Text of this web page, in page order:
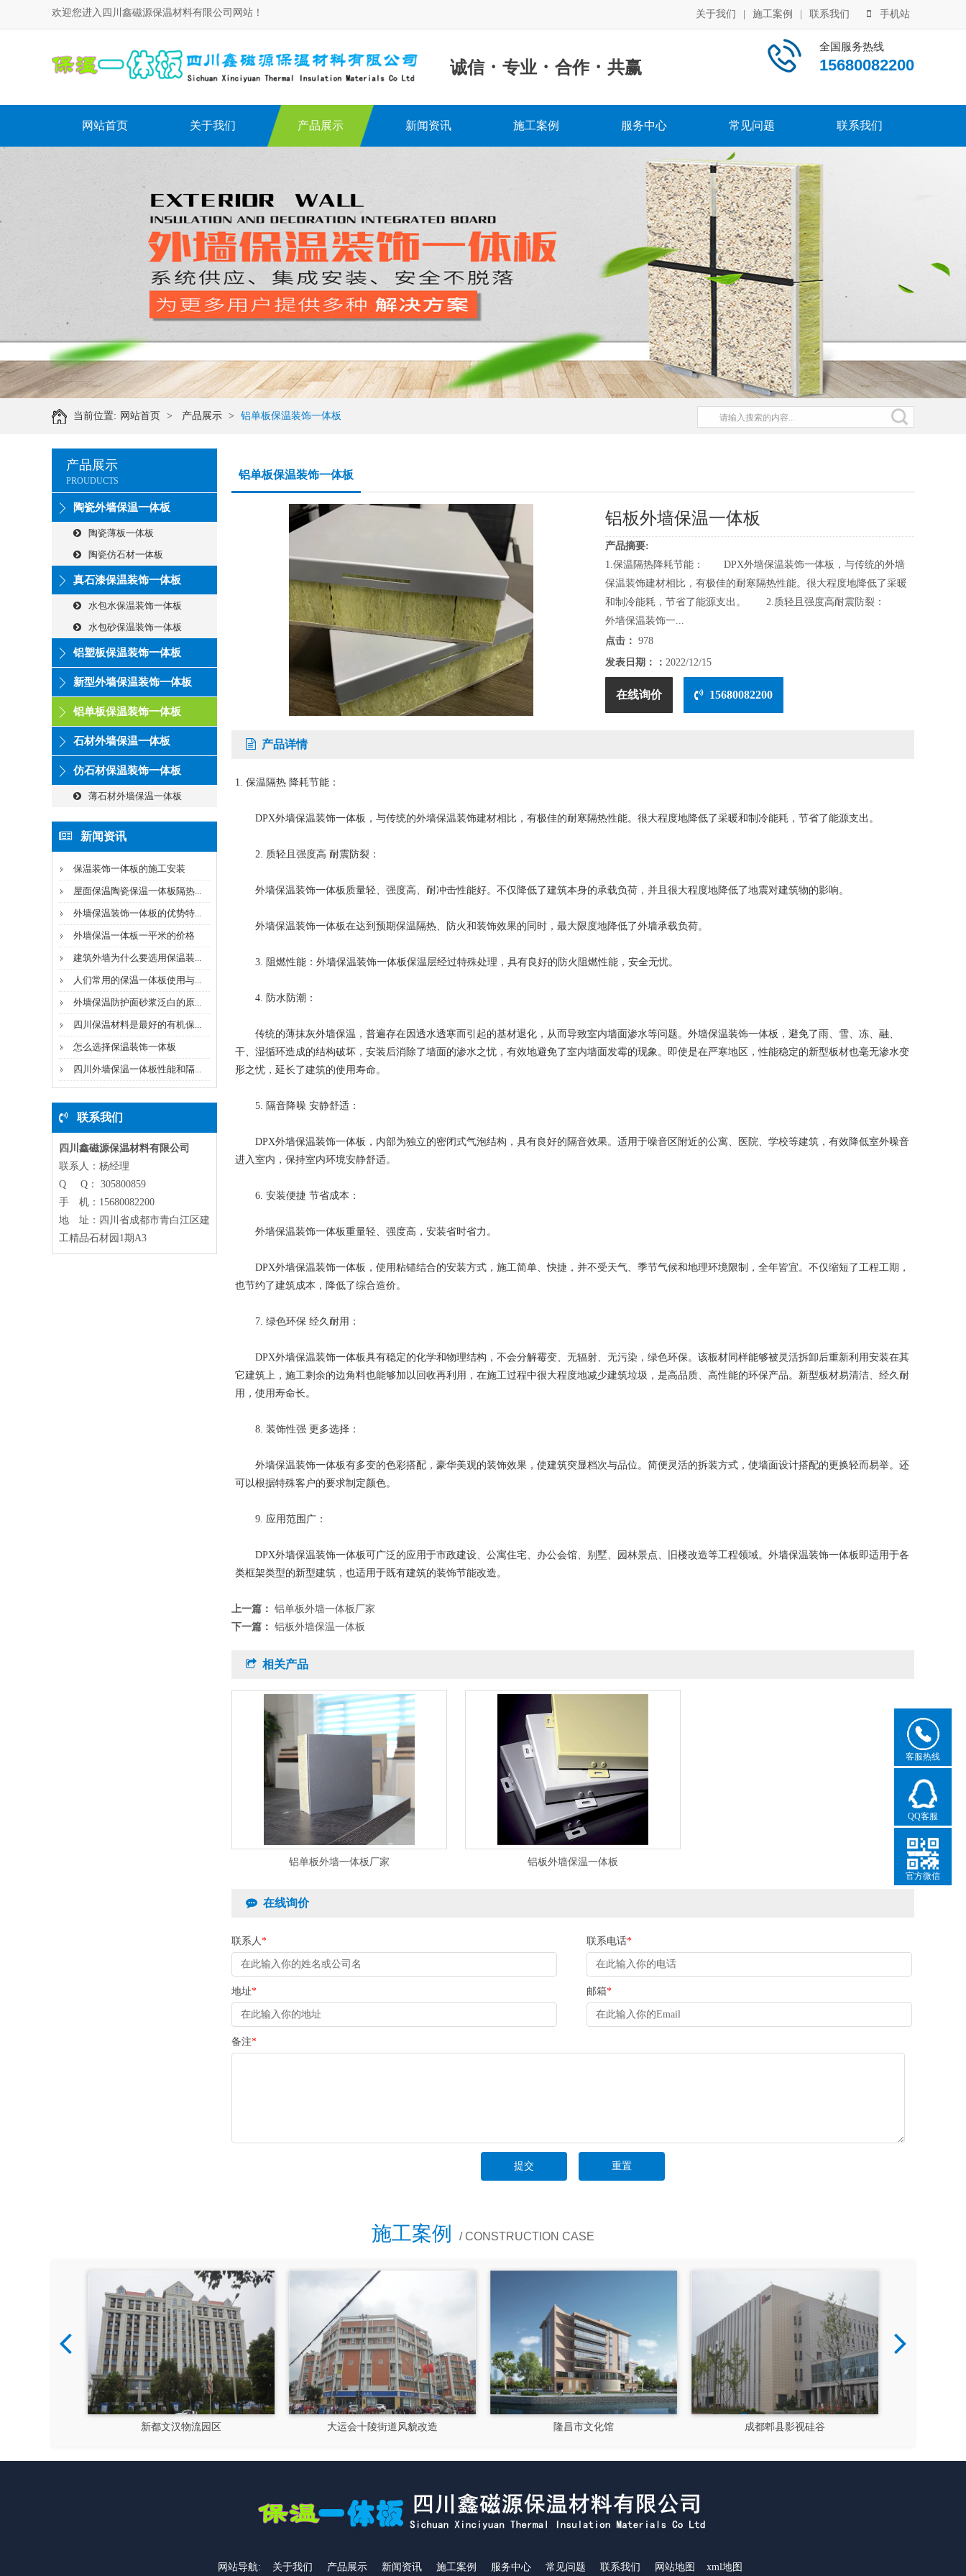
欢迎您进入四川鑫磁源保温材料有限公司网站！ 关于我们 施工案例 联系我们 手机站
诚信 · 专业 · 合作 · 共赢
全国服务热线
15680082200
网站首页 关于我们 产品展示 新闻资讯 施工案例 服务中心 常见问题 联系我们
当前位置: 网站首页 > 产品展示 > 铝单板保温装饰一体板
产品展示
PROUDUCTS
陶瓷外墙保温一体板
陶瓷薄板一体板
陶瓷仿石材一体板
真石漆保温装饰一体板
水包水保温装饰一体板
水包砂保温装饰一体板
铝塑板保温装饰一体板
新型外墙保温装饰一体板
铝单板保温装饰一体板
石材外墙保温一体板
仿石材保温装饰一体板
薄石材外墙保温一体板
新闻资讯
保温装饰一体板的施工安装
屋面保温陶瓷保温一体板隔热...
外墙保温装饰一体板的优势特...
外墙保温一体板一平米的价格
建筑外墙为什么要选用保温装...
人们常用的保温一体板使用与...
外墙保温防护面砂浆泛白的原...
四川保温材料是最好的有机保...
怎么选择保温装饰一体板
四川外墙保温一体板性能和隔...
联系我们
四川鑫磁源保温材料有限公司
联系人：杨经理
Q Q： 305800859
手 机：15680082200
地 址：四川省成都市青白江区建
工精品石材园1期A3
铝单板保温装饰一体板
铝板外墙保温一体板
产品摘要:
1.保温隔热降耗节能： DPX外墙保温装饰一体板，与传统的外墙
保温装饰建材相比，有极佳的耐寒隔热性能。很大程度地降低了采暖
和制冷能耗，节省了能源支出。 2.质轻且强度高耐震防裂：
外墙保温装饰一...
点击： 978
发表日期：： 2022/12/15
在线询价 15680082200
产品详情
1. 保温隔热 降耗节能：
DPX外墙保温装饰一体板，与传统的外墙保温装饰建材相比，有极佳的耐寒隔热性能。很大程度地降低了采暖和制冷能耗，节省了能源支出。
2. 质轻且强度高 耐震防裂：
外墙保温装饰一体板质量轻、强度高、耐冲击性能好。不仅降低了建筑本身的承载负荷，并且很大程度地降低了地震对建筑物的影响。
外墙保温装饰一体板在达到预期保温隔热、防火和装饰效果的同时，最大限度地降低了外墙承载负荷。
3. 阻燃性能：外墙保温装饰一体板保温层经过特殊处理，具有良好的防火阻燃性能，安全无忧。
4. 防水防潮：
传统的薄抹灰外墙保温，普遍存在因透水透寒而引起的基材退化，从而导致室内墙面渗水等问题。外墙保温装饰一体板，避免了雨、雪、冻、融、
干、湿循环造成的结构破坏，安装后消除了墙面的渗水之忧，有效地避免了室内墙面发霉的现象。即使是在严寒地区，性能稳定的新型板材也毫无渗水变
形之忧，延长了建筑的使用寿命。
5. 隔音降噪 安静舒适：
DPX外墙保温装饰一体板，内部为独立的密闭式气泡结构，具有良好的隔音效果。适用于噪音区附近的公寓、医院、学校等建筑，有效降低室外噪音
进入室内，保持室内环境安静舒适。
6. 安装便捷 节省成本：
外墙保温装饰一体板重量轻、强度高，安装省时省力。
DPX外墙保温装饰一体板，使用粘锚结合的安装方式，施工简单、快捷，并不受天气、季节气候和地理环境限制，全年皆宜。不仅缩短了工程工期，
也节约了建筑成本，降低了综合造价。
7. 绿色环保 经久耐用：
DPX外墙保温装饰一体板具有稳定的化学和物理结构，不会分解霉变、无辐射、无污染，绿色环保。该板材同样能够被灵活拆卸后重新利用安装在其
它建筑上，施工剩余的边角料也能够加以回收再利用，在施工过程中很大程度地减少建筑垃圾，是高品质、高性能的环保产品。新型板材易清洁、经久耐
用，使用寿命长。
8. 装饰性强 更多选择：
外墙保温装饰一体板有多变的色彩搭配，豪华美观的装饰效果，使建筑突显档次与品位。简便灵活的拆装方式，使墙面设计搭配的更换轻而易举。还
可以根据特殊客户的要求制定颜色。
9. 应用范围广：
DPX外墙保温装饰一体板可广泛的应用于市政建设、公寓住宅、办公会馆、别墅、园林景点、旧楼改造等工程领域。外墙保温装饰一体板即适用于各
类框架类型的新型建筑，也适用于既有建筑的装饰节能改造。
上一篇： 铝单板外墙一体板厂家
下一篇： 铝板外墙保温一体板
相关产品
铝单板外墙一体板厂家 铝板外墙保温一体板
在线询价
联系人* 联系电话*
地址* 邮箱*
备注*
施工案例 / CONSTRUCTION CASE
新都文汉物流园区 大运会十陵街道风貌改造 成都郫县影视硅谷
网站导航: 关于我们 产品展示 新闻资讯 施工案例 服务中心 常见问题 联系我们 网站地图 xml地图
客服热线
QQ客服
官方微信